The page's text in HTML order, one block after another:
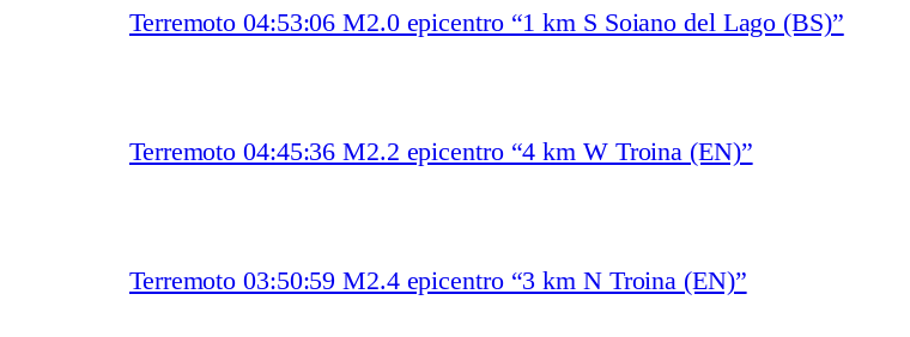
Terremoto 04:53:06 M2.0 epicentro “1 km S Soiano del Lago (BS)”
Terremoto 04:45:36 M2.2 epicentro “4 km W Troina (EN)”
Terremoto 03:50:59 M2.4 epicentro “3 km N Troina (EN)”